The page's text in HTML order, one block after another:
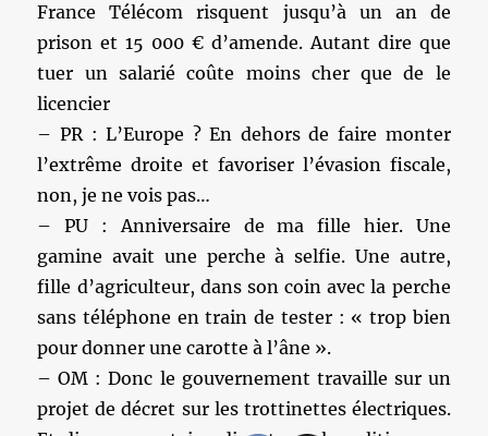
France Télécom risquent jusqu’à un an de
prison et 15 000 € d’amende. Autant dire que
tuer un salarié coûte moins cher que de le
licencier
– PR : L’Europe ? En dehors de faire monter
l’extrême droite et favoriser l’évasion fiscale,
non, je ne vois pas…
– PU : Anniversaire de ma fille hier. Une
gamine avait une perche à selfie. Une autre,
fille d’agriculteur, dans son coin avec la perche
sans téléphone en train de tester : « trop bien
pour donner une carotte à l’âne ».
– OM : Donc le gouvernement travaille sur un
projet de décret sur les trottinettes électriques.